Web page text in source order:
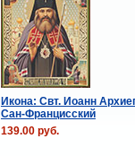
Икона: Свт. Иоанн
Сан-Францисский
139.00 руб.